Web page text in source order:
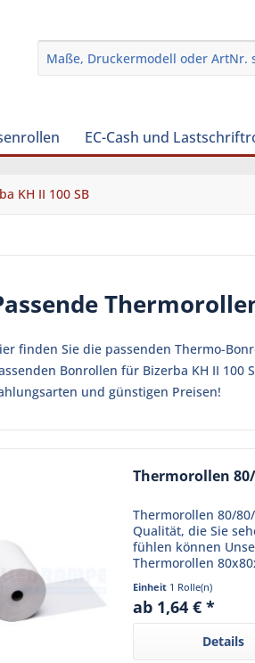
EC-Cash und
KH II 100 SB
finden Sie die passenden Thermo-
Bonrollen für Bizerba KH II
und günstigen Preisen!
Thermorollen
Thermorollen 80/
Qualität, die Sie
fühlen können
Thermorollen
Kassenrollen
Thermo-Bonrollen
bekannt, stehen für
Einheit 1 Rolle(n)
ab 1,64 € *
Details